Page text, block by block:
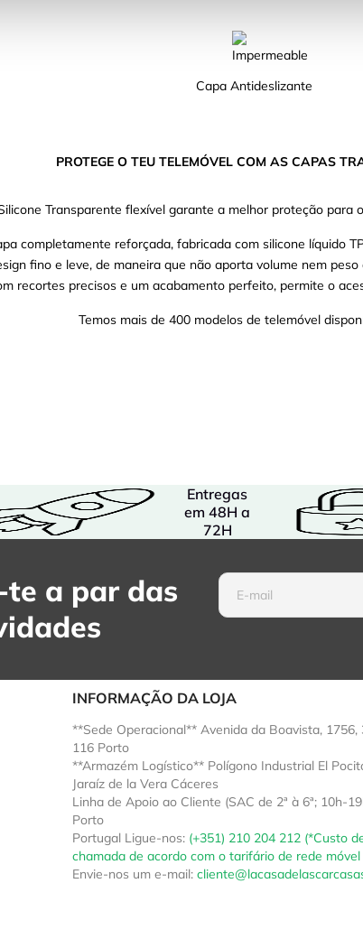
Capa Antideslizante
PROTEGE O TEU TELEMÓVEL COM AS CAPAS
Transparente flexível garante a melhor proteção para
completamente reforçada, fabricada com silicone líquido
fino e leve, de maneira que não aporta volume nem
recortes precisos e um acabamento perfeito, permite o
Temos mais de 400 modelos de telemóvel
Entregas
em 48H a
72H
a par das
INFORMAÇÃO DA LOJA
**Sede Operacional** Avenida da Boavista, 1756,
116 Porto
**Armazém Logístico** Polígono Industrial El
Jaraíz de la Vera Cáceres
Linha de Apoio ao Cliente (SAC de 2ª à 6ª; 10h-
Porto
Portugal Ligue-nos: (+351) 210 204 212 (*Custo
chamada de acordo com o tarifário de rede
Envie-nos um e-mail: